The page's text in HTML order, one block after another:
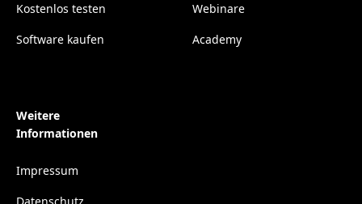
Kostenlos testen
Software kaufen
Webinare
Academy
Weitere
Informationen
Impressum